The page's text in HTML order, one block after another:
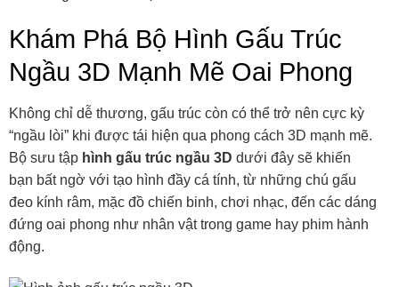
Khám Phá Bộ Hình Gấu Trúc
Ngầu 3D Mạnh Mẽ Oai Phong
Không chỉ dễ thương, gấu trúc còn có thể trở nên cực kỳ
“ngầu lòi” khi được tái hiện qua phong cách 3D mạnh mẽ.
Bộ sưu tập hình gấu trúc ngầu 3D dưới đây sẽ khiến
bạn bất ngờ với tạo hình đầy cá tính, từ những chú gấu
đeo kính râm, mặc đồ chiến binh, chơi nhạc, đến các dáng
đứng oai phong như nhân vật trong game hay phim hành
động.